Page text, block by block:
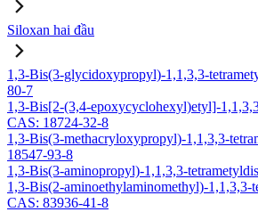
Siloxan hai đầu
1,3-Bis(3-glycidoxypropyl)-1,1,3,3-
80-7
1,3-Bis[2-(3,4-epoxycyclohexyl)etyl]-
CAS: 18724-32-8
1,3-Bis(3-methacryloxypropyl)-1,1,3,3-
18547-93-8
1,3-Bis(3-aminopropyl)-1,1,3,3-
1,3-Bis(2-aminoethylaminomethyl)-1,1,3,3-
CAS: 83936-41-8